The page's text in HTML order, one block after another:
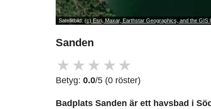
Satellitbild: (c) Esri, Maxar, Earthstar Geographics, and the GIS
Sanden
★ ★ ★ ★ ★
Betyg: 0.0/5 (0 röster)
Badplats Sanden är ett havsbad i